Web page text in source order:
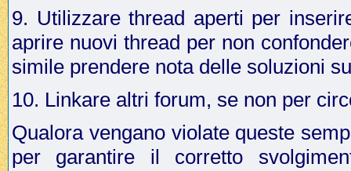
9. Utilizzare thread aperti per
aprire nuovi thread per non
simile prendere nota delle soluzioni
10. Linkare altri forum, se non per
Qualora vengano violate queste
per garantire il corretto